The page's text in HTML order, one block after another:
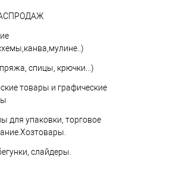
спицы, крючки...)
товары и графические
для упаковки, торговое
слайдеры.